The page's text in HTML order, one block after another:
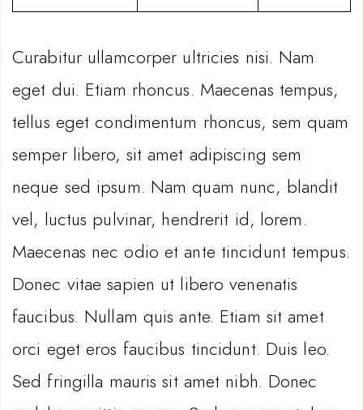
Curabitur ullamcorper ultricies nisi. Nam
eget dui. Etiam rhoncus. Maecenas tempus,
tellus eget condimentum rhoncus, sem quam
semper libero, sit amet adipiscing sem
neque sed ipsum. Nam quam nunc, blandit
vel, luctus pulvinar, hendrerit id, lorem.
Maecenas nec odio et ante tincidunt tempus.
Donec vitae sapien ut libero venenatis
faucibus. Nullam quis ante. Etiam sit amet
orci eget eros faucibus tincidunt. Duis leo.
Sed fringilla mauris sit amet nibh. Donec